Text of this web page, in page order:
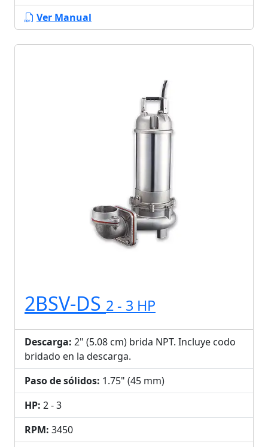
Ver Manual
2BSV-DS 2 - 3 HP
Descarga: 2" (5.08 cm) brida NPT. Incluye codo
bridado en la descarga.
Paso de sólidos: 1.75" (45 mm)
HP: 2 - 3
RPM: 3450